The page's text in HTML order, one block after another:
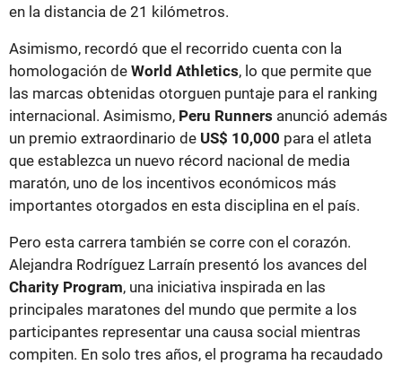
en la distancia de 21 kilómetros.
Asimismo, recordó que el recorrido cuenta con la
homologación de World Athletics, lo que permite que
las marcas obtenidas otorguen puntaje para el ranking
internacional. Asimismo, Peru Runners anunció además
un premio extraordinario de US$ 10,000 para el atleta
que establezca un nuevo récord nacional de media
maratón, uno de los incentivos económicos más
importantes otorgados en esta disciplina en el país.
Pero esta carrera también se corre con el corazón.
Alejandra Rodríguez Larraín presentó los avances del
Charity Program, una iniciativa inspirada en las
principales maratones del mundo que permite a los
participantes representar una causa social mientras
compiten. En solo tres años, el programa ha recaudado